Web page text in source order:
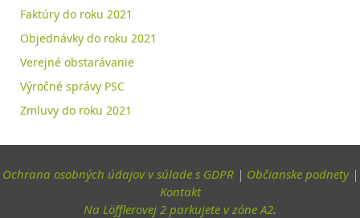
Faktúry do roku 2021
Objednávky do roku 2021
Verejné obstarávanie
Výročné správy PSC
Zmluvy do roku 2021
Ochrana osobných údajov v súlade s GDPR| Občianske podnety|
Kontakt
Na Löfflerovej 2 parkujete v zóne A2.